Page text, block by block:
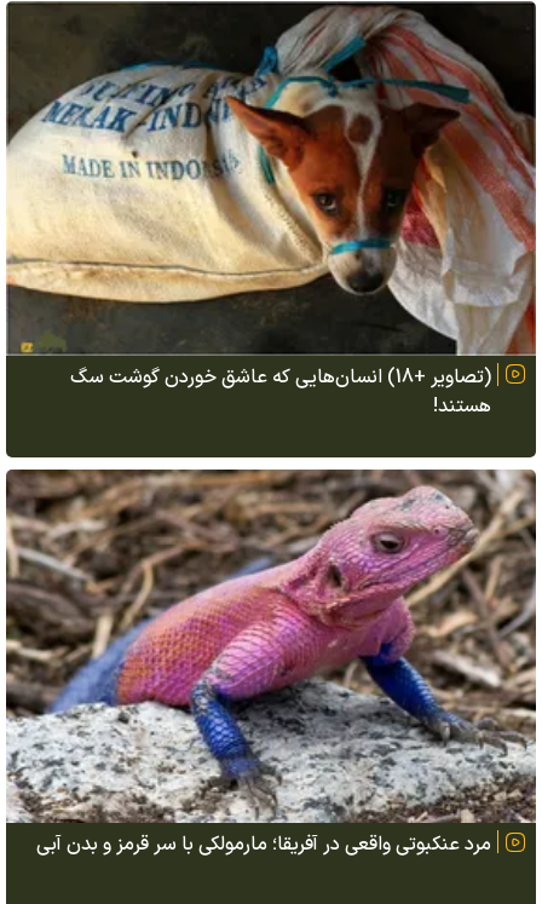
(تصاویر +18) انسان‌هایی که عاشق خوردن گوشت سگ
هستند!
مرد عنکبوتی واقعی در آفریقا؛ مارمولکی با سر قرمز و بدن آبی